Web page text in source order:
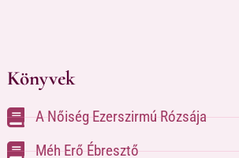
Könyvek
A Nőiség Ezerszirmú Rózsája
Méh Erő Ébresztő